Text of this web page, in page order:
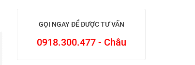
GỌI NGAY ĐỂ ĐƯỢC TƯ VẤN
0918.300.477 - Châu